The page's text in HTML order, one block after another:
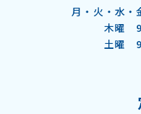
月・火・水
木曜 9
土曜 9